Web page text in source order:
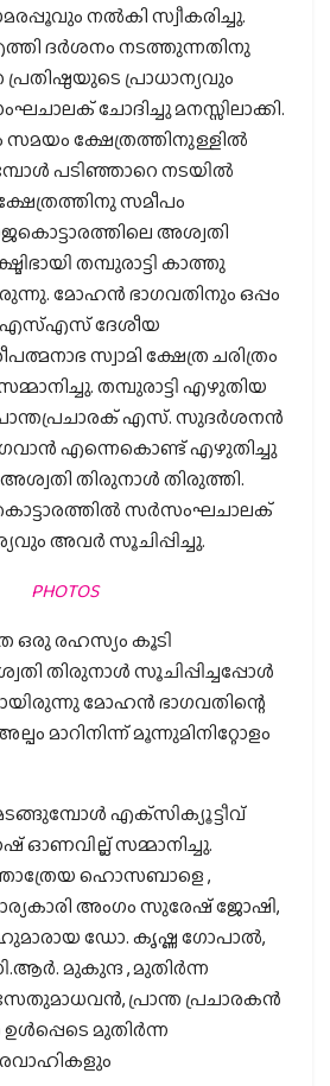
നല്‍കി സ്വീകരിച്ചു.
ദര്‍ശനം നടത്തുന്നതിനു
പ്രാധാന്യവും
ചോദിച്ചു മനസ്സിലാക്കി.
ക്ഷേത്രത്തിനുള്ളില്‍
പടിഞ്ഞാറെ നടയില്‍
സമീപം
അശ്വതി
തമ്പുരാട്ടി കാത്തു
മോഹന്‍ ഭാഗവതിനും ഒപ്പം
ദേശീയ
സ്വാമി ക്ഷേത്ര ചരിത്രം
തമ്പുരാട്ടി എഴുതിയ
എസ്. സുദര്‍ശനന്‍
എന്നെകൊണ്ട് എഴുതിച്ചു
തിരുനാള്‍ തിരുത്തി.
സര്‍സംഘചാലക്
അവര്‍ സൂചിപ്പിച്ചു.
PHOTOS
ഒരു രഹസ്യം കൂടി
തിരുനാള്‍ സൂചിപ്പിച്ചപ്പോള്‍
മോഹന്‍ ഭാഗവതിന്റെ
മാറിനിന്ന് മൂന്നുമിനിറ്റോളം
എക്‌സിക്യൂട്ടീവ്
ഓണവില്ല് സമ്മാനിച്ചു.
ഹൊസബാളെ ,
അംഗം സുരേഷ് ജോഷി,
ഡോ. കൃഷ്ണ ഗോപാൽ,
മുകുന്ദ , മുതിർന്ന
പ്രാന്ത പ്രചാരകൻ
മുതിര്‍ന്ന